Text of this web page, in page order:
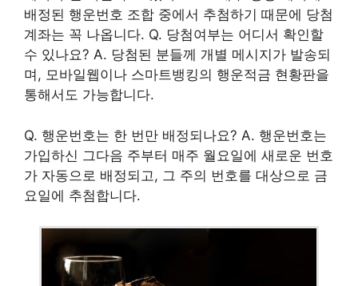
배정된 행운번호 조합 중에서 추첨하기 때문에 당첨
계좌는 꼭 나옵니다. Q. 당첨여부는 어디서 확인할
수 있나요? A. 당첨된 분들께 개별 메시지가 발송되
며, 모바일웹이나 스마트뱅킹의 행운적금 현황판을
통해서도 가능합니다.
Q. 행운번호는 한 번만 배정되나요? A. 행운번호는
가입하신 그다음 주부터 매주 월요일에 새로운 번호
가 자동으로 배정되고, 그 주의 번호를 대상으로 금
요일에 추첨합니다.